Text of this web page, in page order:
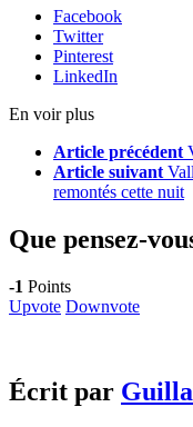
Facebook
Twitter
Pinterest
LinkedIn
En voir plus
Article précédent
Article suivant
remontés cette nuit
Que pensez-
-1 Points
Upvote Downvote
Écrit par